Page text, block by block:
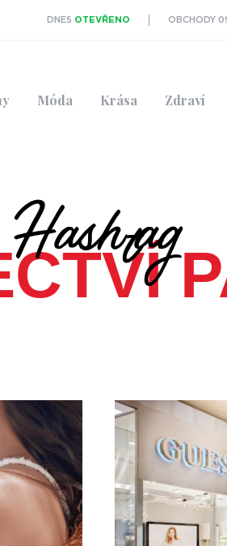
DNES OTEVŘENO OBCHODY
Móda Krása Zdraví
Hashtag